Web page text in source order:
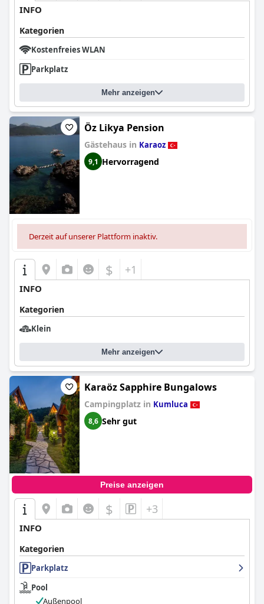
INFO
Kategorien
Kostenfreies WLAN
Parkplatz
Mehr anzeigen
Öz Likya Pension
Gästehaus in Karaoz
9,1 Hervorragend
Derzeit auf unserer Plattform inaktiv.
$ +1
INFO
Kategorien
Klein
Mehr anzeigen
Karaöz Sapphire Bungalows
Campingplatz in Kumluca
8,6 Sehr gut
Preise anzeigen
$ +3
INFO
Kategorien
Parkplatz
Pool
Außenpool